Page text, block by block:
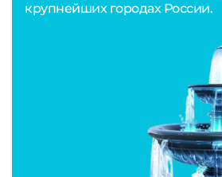
крупнейших городах России.